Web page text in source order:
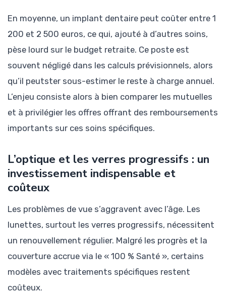
En moyenne, un implant dentaire peut coûter entre 1
200 et 2 500 euros, ce qui, ajouté à d’autres soins,
pèse lourd sur le budget retraite. Ce poste est
souvent négligé dans les calculs prévisionnels, alors
qu’il peutster sous-estimer le reste à charge annuel.
L’enjeu consiste alors à bien comparer les mutuelles
et à privilégier les offres offrant des remboursements
importants sur ces soins spécifiques.
L’optique et les verres progressifs : un
investissement indispensable et
coûteux
Les problèmes de vue s’aggravent avec l’âge. Les
lunettes, surtout les verres progressifs, nécessitent
un renouvellement régulier. Malgré les progrès et la
couverture accrue via le « 100 % Santé », certains
modèles avec traitements spécifiques restent
coûteux.